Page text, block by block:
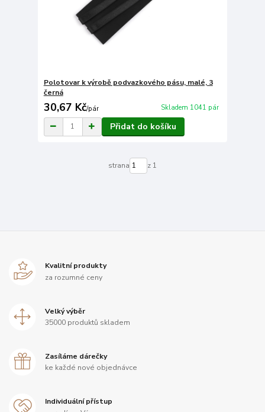
Polotovar k výrobě podvazkového pásu, malé, 3
černá
30,67 Kč/pár Skladem 1041 pár
Přidat do košíku
strana z 1
Kvalitní produkty
za rozumné ceny
Velký výběr
35000 produktů skladem
Zasíláme dárečky
ke každé nové objednávce
Individuální přístup